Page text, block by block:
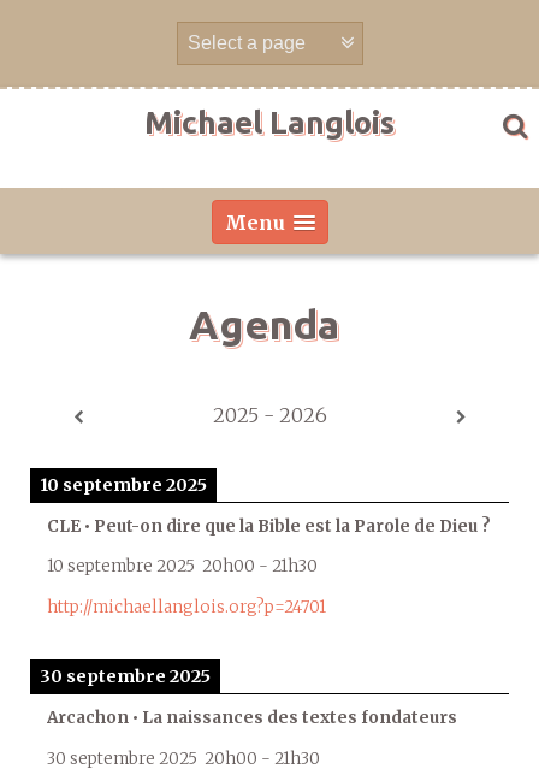
Michael Langlois
Menu
Agenda
2025 - 2026
10 septembre 2025
CLE • Peut-on dire que la Bible est la Parole de Dieu ?
10 septembre 2025 20h00 - 21h30
http://michaellanglois.org?p=24701
30 septembre 2025
Arcachon • La naissances des textes fondateurs
30 septembre 2025 20h00 - 21h30